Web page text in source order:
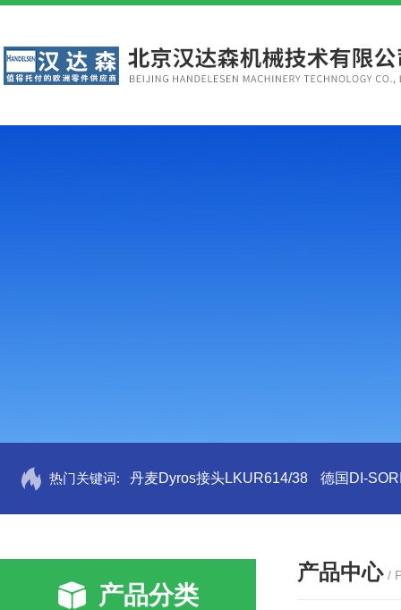
热门关键词: 丹麦Dyros接头LKUR614/38 德国DI-
产品分类
产品中心 /